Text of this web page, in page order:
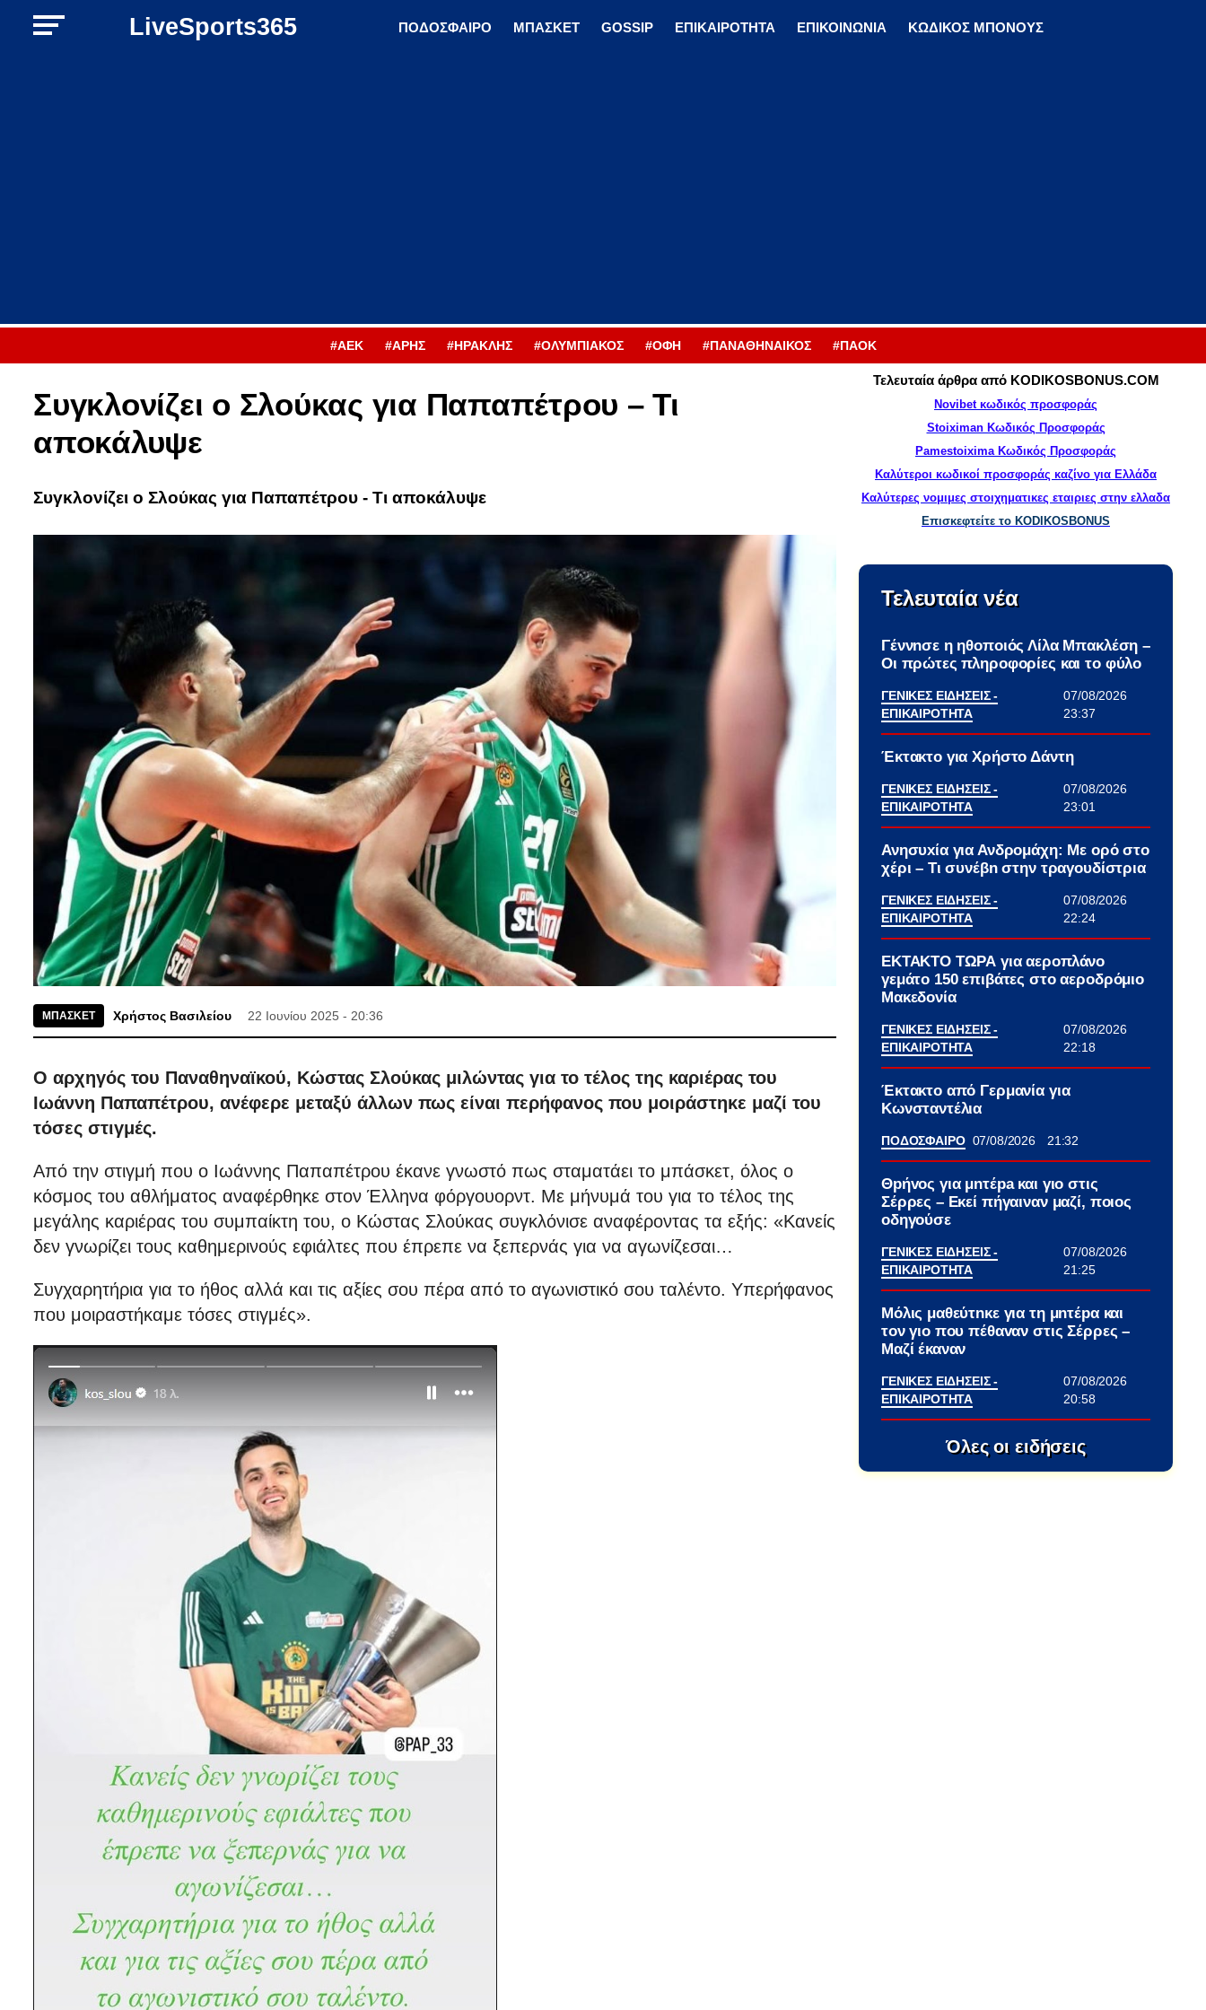
LiveSports365 ΠΟΔΟΣΦΑΙΡΟ ΜΠΑΣΚΕΤ GOSSIP ΕΠΙΚΑΙΡΟΤΗΤΑ ΕΠΙΚΟΙΝΩΝΙΑ ΚΩΔΙΚΟΣ ΜΠΟΝΟΥΣ
#ΑΕΚ #ΑΡΗΣ #ΗΡΑΚΛΗΣ #ΟΛΥΜΠΙΑΚΟΣ #ΟΦΗ #ΠΑΝΑΘΗΝΑΙΚΟΣ #ΠΑΟΚ
Συγκλονίζει ο Σλούκας για Παπαπέτρου – Τι
αποκάλυψε
Συγκλονίζει ο Σλούκας για Παπαπέτρου - Τι αποκάλυψε
ΜΠΑΣΚΕΤ Χρήστος Βασιλείου 22 Ιουνίου 2025 - 20:36
Ο αρχηγός του Παναθηναϊκού, Κώστας Σλούκας μιλώντας για το τέλος της καριέρας του
Ιωάννη Παπαπέτρου, ανέφερε μεταξύ άλλων πως είναι περήφανος που μοιράστηκε μαζί του
τόσες στιγμές.
Από την στιγμή που ο Ιωάννης Παπαπέτρου έκανε γνωστό πως σταματάει το μπάσκετ, όλος ο
κόσμος του αθλήματος αναφέρθηκε στον Έλληνα φόργουορντ. Με μήνυμά του για το τέλος της
μεγάλης καριέρας του συμπαίκτη του, ο Κώστας Σλούκας συγκλόνισε αναφέροντας τα εξής: «Κανείς
δεν γνωρίζει τους καθημερινούς εφιάλτες που έπρεπε να ξεπερνάς για να αγωνίζεσαι…
Συγχαρητήρια για το ήθος αλλά και τις αξίες σου πέρα από το αγωνιστικό σου ταλέντο. Υπερήφανος
που μοιραστήκαμε τόσες στιγμές».
Τελευταία άρθρα από KODIKOSBONUS.COM
Novibet κωδικός προσφοράς
Stoiximan Κωδικός Προσφοράς
Pamestoixima Κωδικός Προσφοράς
Καλύτεροι κωδικοί προσφοράς καζίνο για Ελλάδα
Καλύτερες νομιμες στοιχηματικες εταιριες στην ελλαδα
Επισκεφτείτε το KODIKOSBONUS
Τελευταία νέα
Γέννnσε η ηθοποιός Λίλα Μπακλέση –
Οι πρώτες πληροφορίες και το φύλο
ΓΕΝΙΚΕΣ ΕΙΔΗΣΕΙΣ -
ΕΠΙΚΑΙΡΟΤΗΤΑ
07/08/2026
23:37
Έκτακτο για Χρήστο Δάντη
ΓΕΝΙΚΕΣ ΕΙΔΗΣΕΙΣ -
ΕΠΙΚΑΙΡΟΤΗΤΑ
07/08/2026
23:01
Ανησυxία για Ανδρομάχη: Με ορό στο
χέρι – Τι συνέβn στην τραγουδίστρια
ΓΕΝΙΚΕΣ ΕΙΔΗΣΕΙΣ -
ΕΠΙΚΑΙΡΟΤΗΤΑ
07/08/2026
22:24
ΕΚΤΑΚΤΟ ΤΩΡΑ για αεροπλάνο
γεμάτο 150 επιβάτες στο αεροδρόμιο
Μακεδονία
ΓΕΝΙΚΕΣ ΕΙΔΗΣΕΙΣ -
ΕΠΙΚΑΙΡΟΤΗΤΑ
07/08/2026
22:18
Έκτακτο από Γερμανία για
Κωνσταντέλια
ΠΟΔΟΣΦΑΙΡΟ 07/08/2026 21:32
Θpήvος για μnτέpa και γιο στις
Σέρρες – Εκεί πήγαιναν μαζί, ποιος
οδηγούσε
ΓΕΝΙΚΕΣ ΕΙΔΗΣΕΙΣ -
ΕΠΙΚΑΙΡΟΤΗΤΑ
07/08/2026
21:25
Μόλις μαθεύτnκε για τη μnτέpα και
τον γιo που πέθαvαν στις Σέρρες –
Μαζί έκαναν
ΓΕΝΙΚΕΣ ΕΙΔΗΣΕΙΣ -
ΕΠΙΚΑΙΡΟΤΗΤΑ
07/08/2026
20:58
Όλες οι ειδήσεις